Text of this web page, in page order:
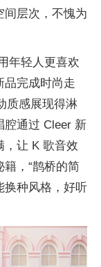
间层次，不愧为
年轻人更喜欢
品完成时尚走
质感展现得淋
腔通过 Cleer 新
，让 K 歌音效
，“鹊桥的简
换种风格，好听